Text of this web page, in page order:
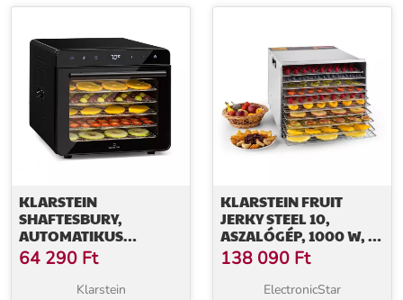
KLARSTEIN
SHAFTESBURY,
AUTOMATIKUS
ASZALÓGÉP, 700 W, 35-
80 °C, IDŐZÍTŐ,
DIGITÁLIS
64 290 Ft
Klarstein
KLARSTEIN FRUIT
JERKY STEEL 10,
ASZALÓGÉP, 1000 W, 10
EMELET
138 090 Ft
ElectronicStar